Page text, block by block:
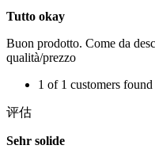
Tutto okay
Buon prodotto. Come da
qualità/prezzo
1 of 1 customers
评估
Sehr solide